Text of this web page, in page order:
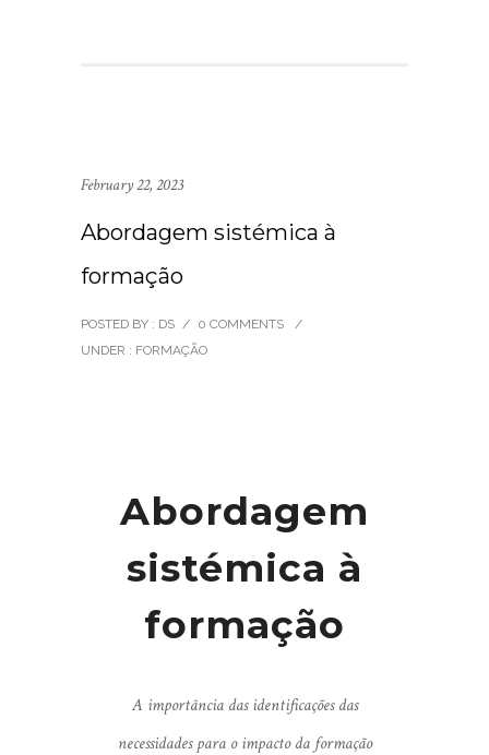
February 22, 2023
Abordagem sistémica à
formação
POSTED BY : DS / 0 COMMENTS
/
UNDER : FORMAÇÃO
Abordagem
sistémica à
formação
A importância das identificações das
necessidades para o impacto da formação